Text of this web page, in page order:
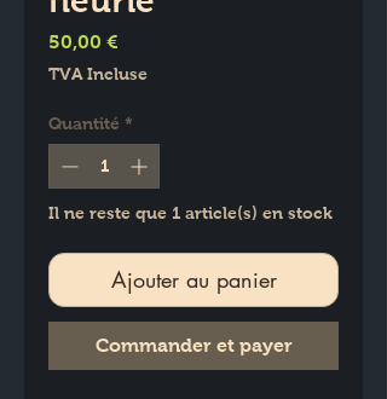
50,00 €
TVA Incluse
Quantité *
Il ne reste que 1 article(s) en stock
Ajouter au panier
Commander et payer